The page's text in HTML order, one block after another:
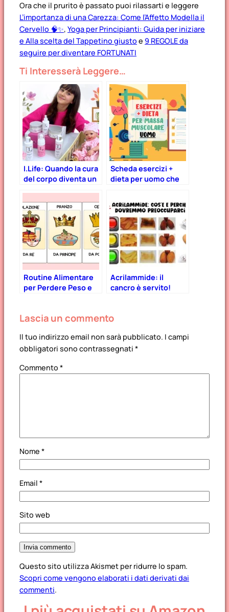
Ora che il prurito è passato puoi rilassarti e leggere
L’importanza di una Carezza: Come l’Affetto Modella il
Cervello 🧠✨, Yoga per Principianti: Guida per iniziare
e Alla scelta del Tappetino giusto e 9 REGOLE da
seguire per diventare FORTUNATI
Ti Interesserà Leggere…
I.Life: Quando la cura
del corpo diventa un
e Made in Italy!)
Scheda esercizi +
dieta per uomo che
gratuito stampabile)
Routine Alimentare
per Perdere Peso e
Acrilammide: il
cancro è servito!
Lascia un commento
Il tuo indirizzo email non sarà pubblicato. I campi
obbligatori sono contrassegnati *
Commento *
Nome *
Email *
Sito web
Questo sito utilizza Akismet per ridurre lo spam.
Scopri come vengono elaborati i dati derivati dai
commenti.